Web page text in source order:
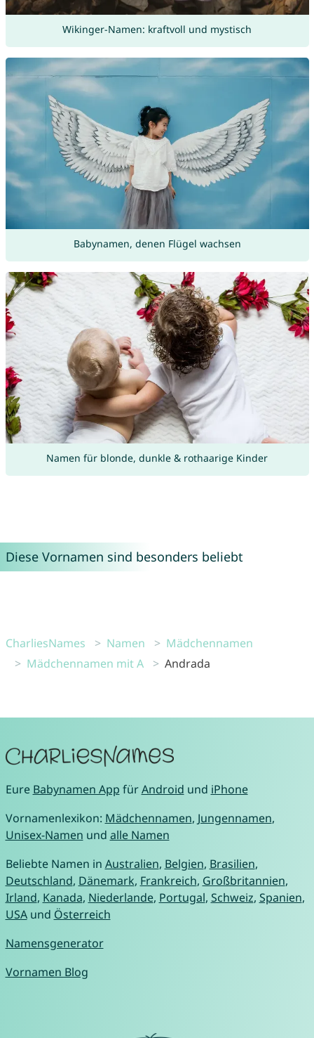
Wikinger-Namen: kraftvoll und mystisch
Babynamen, denen Flügel wachsen
Namen für blonde, dunkle & rothaarige Kinder
Diese Vornamen sind besonders beliebt
CharliesNames Namen
Mädchennamen
Mädchennamen mit A
Andrada
Eure Babynamen App fürAndroid und iPhone
Vornamenlexikon: Mädchennamen, Jungennamen,
Unisex-Namen und alle Namen
Beliebte Namen in Australien, Belgien, Brasilien,
Deutschland, Dänemark, Frankreich, Großbritannien,
Irland, Kanada, Niederlande, Portugal, Schweiz, Spanien,
USAund Österreich
Namensgenerator
Vornamen Blog